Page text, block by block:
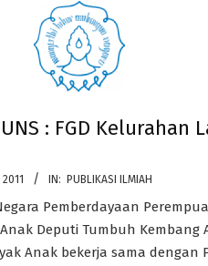
UNS : FGD Kelurahan
IN: PUBLIKASI ILMIAH
Pemberdayaan
Deputi Tumbuh Kembang
Anak bekerja sama dengan